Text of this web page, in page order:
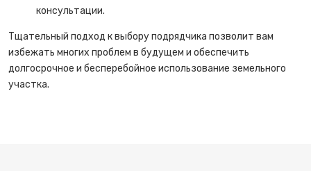
консультации.
Тщательный подход к выбору подрядчика позволит вам
избежать многих проблем в будущем и обеспечить
долгосрочное и бесперебойное использование земельного
участка.